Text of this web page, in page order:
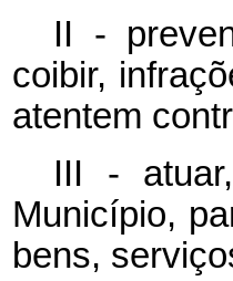
II -
coibir,
atentem
III -
Município,
bens,